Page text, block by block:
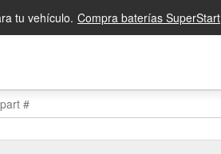
tu vehículo. Compra baterías SuperStart